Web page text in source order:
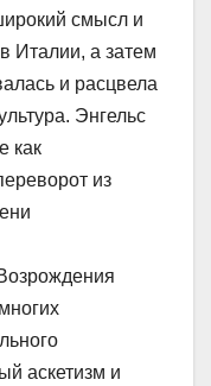
смысл и
Италии, а затем
и расцвела
Энгельс
как
из
аскетизм и